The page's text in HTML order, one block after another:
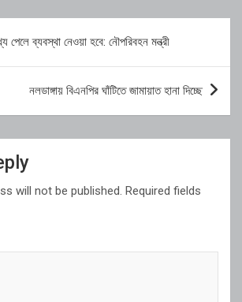
পেলে ব্যবস্থা নেওয়া হবে: নৌপরিবহন মন্ত্রী
নলডাঙ্গায় বিএনপির ঘাঁটিতে জামায়াত হানা দিচ্ছে
will not be published. Required fields